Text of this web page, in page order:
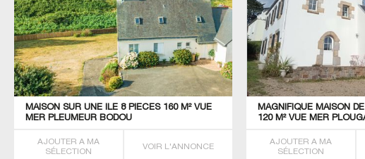
MAISON SUR UNE ILE 8 PIECES 160 M² VUE
MER PLEUMEUR BODOU
AJOUTER A MA
SÉLECTION
VOIR L'ANNONCE
MAGNIFIQUE MAISON
120 M² VUE MER
AJOUTER A MA
SÉLECTION